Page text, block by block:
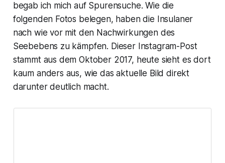
begab ich mich auf Spurensuche. Wie die
folgenden Fotos belegen, haben die Insulaner
nach wie vor mit den Nachwirkungen des
Seebebens zu kämpfen. Dieser Instagram-Post
stammt aus dem Oktober 2017, heute sieht es dort
kaum anders aus, wie das aktuelle Bild direkt
darunter deutlich macht.